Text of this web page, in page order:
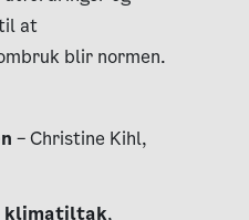
at
blir normen.
– Christine Kihl,
klimatiltak,